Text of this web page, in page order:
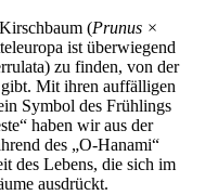
(Prunus ×
ist überwiegend
zu finden, von der
Mit ihren auffälligen
Symbol des Frühlings
haben wir aus der
des „O-Hanami“
des Lebens, die sich im
ausdrückt.